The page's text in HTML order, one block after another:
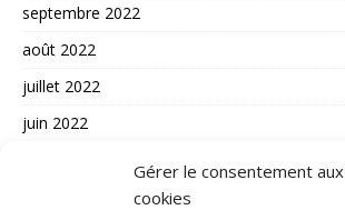
Gérer le consentement aux
cookies
septembre 2022
août 2022
juillet 2022
juin 2022